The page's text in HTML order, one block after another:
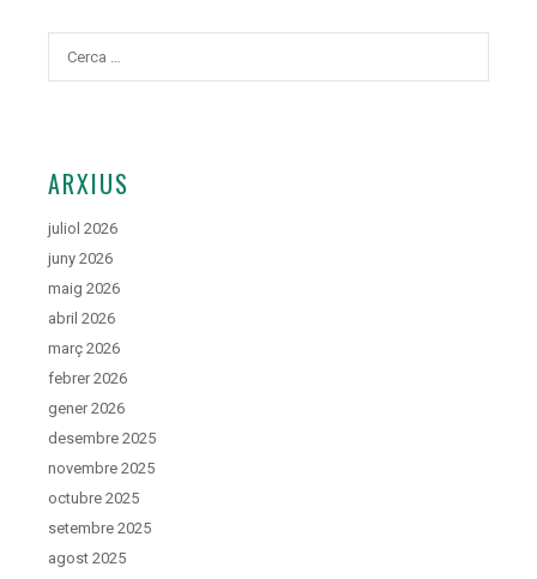
ARXIUS
juliol 2026
juny 2026
maig 2026
abril 2026
març 2026
febrer 2026
gener 2026
desembre 2025
novembre 2025
octubre 2025
setembre 2025
agost 2025